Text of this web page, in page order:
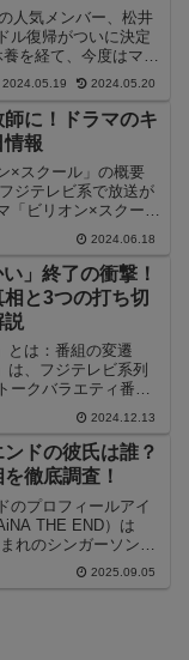
人気メンバー、松井
ル復帰がついに決定
を経て、今度はマレ
プ「KLP48」のプレ
として活躍すること
記事では、松井さん
2024.05.19 2024.05.20
に！ドラマのキ
情報
×スクール」の概要
ジテレビ系で放送が
「ビリオン×スクー
JUMPの山田涼介が主
ディです。このドラ
系企業のトップであ
2024.06.18
」終了の衝撃！
と3つの打ち切
説
とは：番組の変遷
は、フジテレビ系列
ークバラエティ番組
つもtoなかい」とい
トし、当初はダウン
中居正広がMCを務め
2024.12.13
ドの彼氏は誰？
徹底調査！
のプロフィールアイ
THE END）は
れのシンガーソング
BiSHのメンバーとし
。現在は独自の音楽
2025.09.05